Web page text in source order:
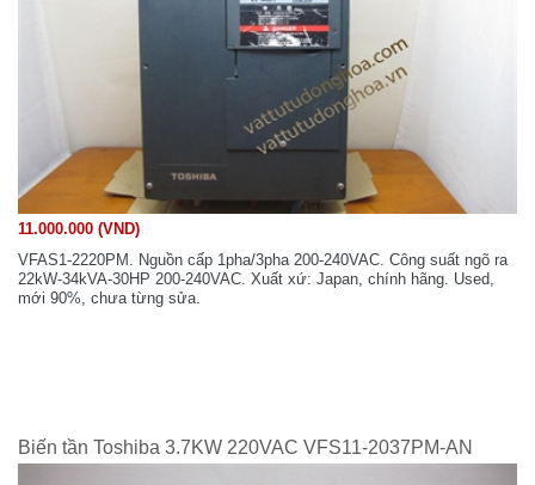
11.000.000 (VND)
VFAS1-2220PM. Nguồn cấp 1pha/3pha 200-240VAC. Công suất ngõ ra
22kW-34kVA-30HP 200-240VAC. Xuất xứ: Japan, chính hãng. Used,
mới 90%, chưa từng sửa.
Biến tần Toshiba 3.7KW 220VAC VFS11-2037PM-AN